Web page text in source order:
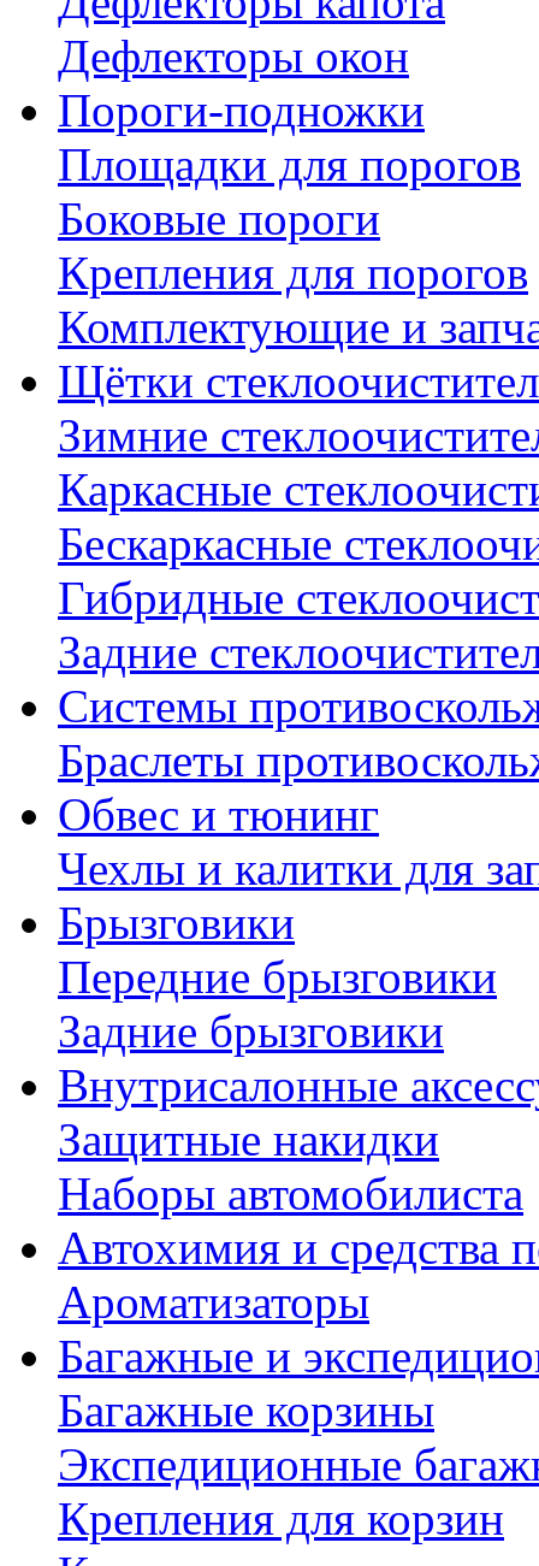
Дефлекторы окон
Пороги-подножки
Площадки для порогов
Боковые пороги
Крепления для порогов
Комплектующие и
Щётки
Зимние
Каркасные
Бескаркасные
Гибридные
Задние
Системы
Браслеты
Обвес и тюнинг
Чехлы и калитки для
Брызговики
Передние брызговики
Задние брызговики
Внутрисалонные
Защитные накидки
Наборы автомобилиста
Автохимия и средства
Ароматизаторы
Багажные и
Багажные корзины
Экспедиционные
Крепления для корзин